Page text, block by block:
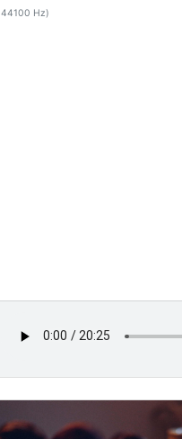
44100 Hz)